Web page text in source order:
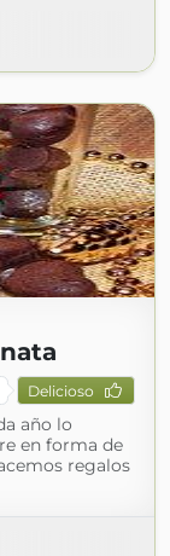
Delicioso
año lo
en forma de
regalos